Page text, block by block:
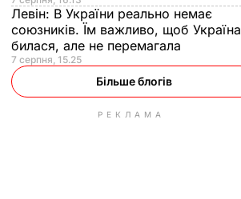
Левін: В України реально немає
союзників. Їм важливо, щоб Україна
билася, але не перемагала
7 серпня, 15.25
Більше блогів
РЕКЛАМА